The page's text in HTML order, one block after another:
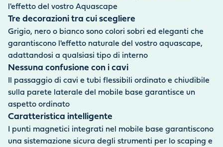
l'effetto del vostro Aquascape
Tre decorazioni tra cui scegliere
Grigio, nero o bianco sono colori sobri ed eleganti che
garantiscono l'effetto naturale del vostro aquascape,
adattandosi a qualsiasi tipo di interno
Nessuna confusione con i cavi
Il passaggio di cavi e tubi flessibili ordinato e chiudibile
sulla parete laterale del mobile base garantisce un
aspetto ordinato
Caratteristica intelligente
I punti magnetici integrati nel mobile base garantiscono
una sistemazione sicura degli strumenti per lo scaping e